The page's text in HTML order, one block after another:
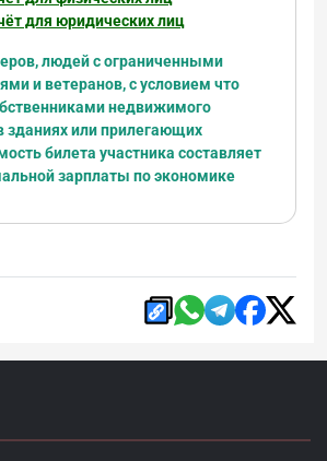
для юридических лиц
людей с ограниченными
и ветеранов, с условием что
недвижимого
зданиях или прилегающих
билета участника составляет
зарплаты по экономике